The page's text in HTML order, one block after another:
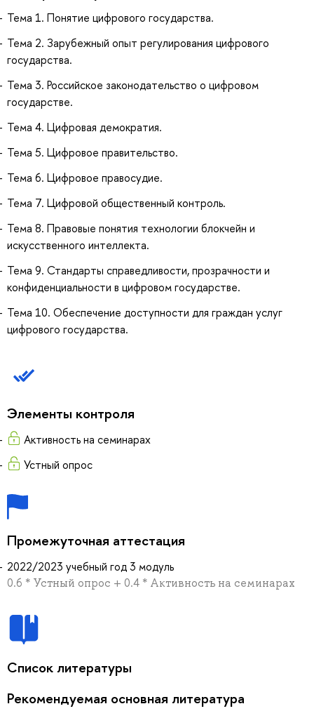
Тема 1. Понятие цифрового государства.
Тема 2. Зарубежный опыт регулирования цифрового
государства.
Тема 3. Российское законодательство о цифровом
государстве.
Тема 4. Цифровая демократия.
Тема 5. Цифровое правительство.
Тема 6. Цифровое правосудие.
Тема 7. Цифровой общественный контроль.
Тема 8. Правовые понятия технологии блокчейн и
искусственного интеллекта.
Тема 9. Стандарты справедливости, прозрачности и
конфиденциальности в цифровом государстве.
Тема 10. Обеспечение доступности для граждан услуг
цифрового государства.
Элементы контроля
Активность на семинарах
Устный опрос
Промежуточная аттестация
2022/2023 учебный год 3 модуль
0.6 * Устный опрос + 0.4 * Активность на семинарах
Список литературы
Рекомендуемая основная литература